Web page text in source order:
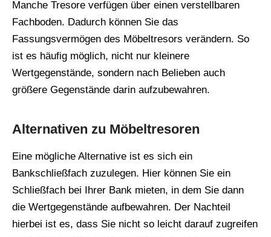
Manche Tresore verfügen über einen verstellbaren
Fachboden. Dadurch können Sie das
Fassungsvermögen des Möbeltresors verändern. So
ist es häufig möglich, nicht nur kleinere
Wertgegenstände, sondern nach Belieben auch
größere Gegenstände darin aufzubewahren.
Alternativen zu Möbeltresoren
Eine mögliche Alternative ist es sich ein
Bankschließfach zuzulegen. Hier können Sie ein
Schließfach bei Ihrer Bank mieten, in dem Sie dann
die Wertgegenstände aufbewahren. Der Nachteil
hierbei ist es, dass Sie nicht so leicht darauf zugreifen